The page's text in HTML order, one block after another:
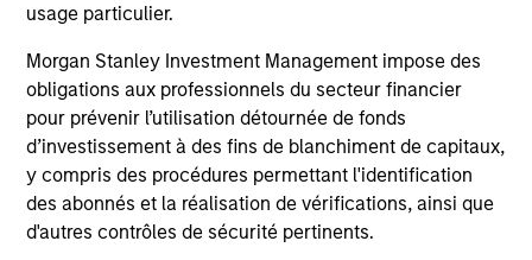
usage particulier.
Morgan Stanley Investment Management impose des
obligations aux professionnels du secteur financier
pour prévenir l’utilisation détournée de fonds
d’investissement à des fins de blanchiment de capitaux,
y compris des procédures permettant l'identification
des abonnés et la réalisation de vérifications, ainsi que
d'autres contrôles de sécurité pertinents.
named one of Financial Services Review's "Top
the firm's longstanding leadership in
personalized, tax-managed investing. The
profile highlights Parametric's client-centric
approach to direct indexing, emphasizing
customized portfolio solutions designed
around individual investor needs rather than
standardized investment products
30-JUL-2026